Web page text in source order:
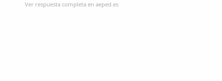
Ver respuesta completa en aeped.es